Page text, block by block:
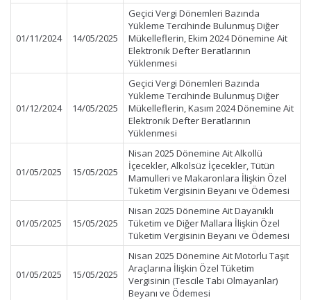
01/11/2024 14/05/2025
Geçici Vergi Dönemleri Bazında
Yükleme Tercihinde Bulunmuş Diğer
Mükelleflerin, Ekim 2024 Dönemine Ait
Elektronik Defter Beratlarının
Yüklenmesi
01/12/2024 14/05/2025
Geçici Vergi Dönemleri Bazında
Yükleme Tercihinde Bulunmuş Diğer
Mükelleflerin, Kasım 2024 Dönemine Ait
Elektronik Defter Beratlarının
Yüklenmesi
01/05/2025 15/05/2025
Nisan 2025 Dönemine Ait Alkollü
İçecekler, Alkolsüz İçecekler, Tütün
Mamulleri ve Makaronlara İlişkin Özel
Tüketim Vergisinin Beyanı ve Ödemesi
01/05/2025 15/05/2025
Nisan 2025 Dönemine Ait Dayanıklı
Tüketim ve Diğer Mallara İlişkin Özel
Tüketim Vergisinin Beyanı ve Ödemesi
01/05/2025 15/05/2025
Nisan 2025 Dönemine Ait Motorlu Taşıt
Araçlarına İlişkin Özel Tüketim
Vergisinin (Tescile Tabi Olmayanlar)
Beyanı ve Ödemesi